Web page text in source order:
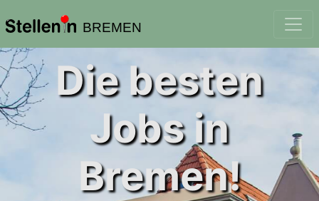
BREMEN
Die besten
Jobs in
Bremen!